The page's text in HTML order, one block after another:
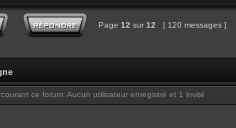
Page 12 sur 12 [ 120 messages ]
ce forum: Aucun utilisateur enregistré et 1 invité